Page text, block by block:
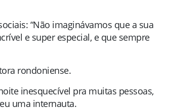
“Não imaginávamos que a sua
e super especial, e que sempre
rondoniense.
inesquecível pra muitas pessoas,
uma internauta.